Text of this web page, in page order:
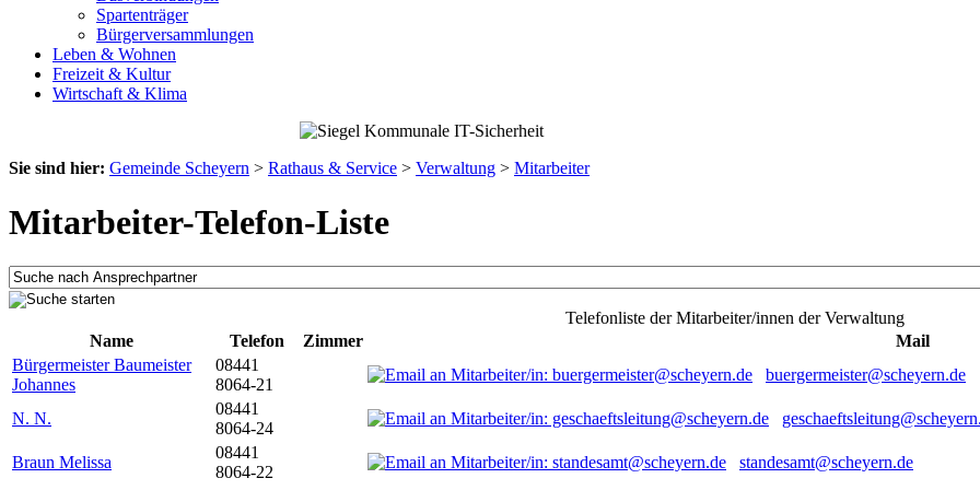
Spartenträger
Bürgerversammlungen
Leben & Wohnen
Freizeit & Kultur
Wirtschaft & Klima
Sie sind hier: Gemeinde Scheyern > Rathaus & Service > Verwaltung > Mitarbeiter
Mitarbeiter-Telefon-Liste
Telefonliste der Mitarbeiter/innen der Verwaltung
Name
Telefon Zimmer
Mail
Bürgermeister Baumeister
Johannes
08441
8064-21
buergermeister@scheyern.de
N. N.
08441
8064-24
Braun Melissa
08441
8064-22
standesamt@scheyern.de